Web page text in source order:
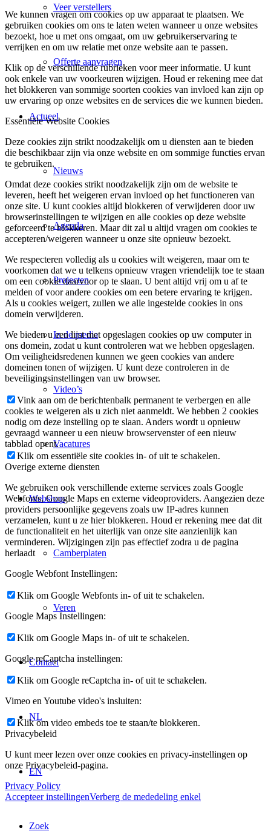
Veer verstellers
Offerte aanvragen
Actueel
Nieuws
Agenda
Projecten
In de media
Video’s
Vacatures
Webshop
Camberplaten
Veren
Contact
NL
EN
Zoek
We kunnen vragen om cookies op uw apparaat te plaatsen. We
gebruiken cookies om ons te laten weten wanneer u onze websites
bezoekt, hoe u met ons omgaat, om uw gebruikerservaring te
verrijken en om uw relatie met onze website aan te passen.
Klik op de verschillende rubrieken voor meer informatie. U kunt
ook enkele van uw voorkeuren wijzigen. Houd er rekening mee dat
het blokkeren van sommige soorten cookies van invloed kan zijn op
uw ervaring op onze websites en de services die we kunnen bieden.
Essentiële Website Cookies
Deze cookies zijn strikt noodzakelijk om u diensten aan te bieden
die beschikbaar zijn via onze website en om sommige functies ervan
te gebruiken.
Omdat deze cookies strikt noodzakelijk zijn om de website te
leveren, heeft het weigeren ervan invloed op het functioneren van
onze site. U kunt cookies altijd blokkeren of verwijderen door uw
browserinstellingen te wijzigen en alle cookies op deze website
geforceerd te blokkeren. Maar dit zal u altijd vragen om cookies te
accepteren/weigeren wanneer u onze site opnieuw bezoekt.
We respecteren volledig als u cookies wilt weigeren, maar om te
voorkomen dat we u telkens opnieuw vragen vriendelijk toe te staan
om een cookie daarvoor op te slaan. U bent altijd vrij om u af te
melden of voor andere cookies om een betere ervaring te krijgen.
Als u cookies weigert, zullen we alle ingestelde cookies in ons
domein verwijderen.
We bieden u een lijst met opgeslagen cookies op uw computer in
ons domein, zodat u kunt controleren wat we hebben opgeslagen.
Om veiligheidsredenen kunnen we geen cookies van andere
domeinen tonen of wijzigen. U kunt deze controleren in de
beveiligingsinstellingen van uw browser.
Vink aan om de berichtenbalk permanent te verbergen en alle
cookies te weigeren als u zich niet aanmeldt. We hebben 2 cookies
nodig om deze instelling op te slaan. Anders wordt u opnieuw
gevraagd wanneer u een nieuw browservenster of een nieuw
tabblad opent.
Klik om essentiële site cookies in- of uit te schakelen.
Overige externe diensten
We gebruiken ook verschillende externe services zoals Google
Webfonts, Google Maps en externe videoproviders. Aangezien deze
providers persoonlijke gegevens zoals uw IP-adres kunnen
verzamelen, kunt u ze hier blokkeren. Houd er rekening mee dat dit
de functionaliteit en het uiterlijk van onze site aanzienlijk kan
verminderen. Wijzigingen zijn pas effectief zodra u de pagina
herlaadt
Google Webfont Instellingen:
Klik om Google Webfonts in- of uit te schakelen.
Google Maps Instellingen:
Klik om Google Maps in- of uit te schakelen.
Google reCaptcha instellingen:
Klik om Google reCaptcha in- of uit te schakelen.
Vimeo en Youtube video's insluiten:
Klik om video embeds toe te staan/te blokkeren.
Privacybeleid
U kunt meer lezen over onze cookies en privacy-instellingen op
onze Privacybeleid-pagina.
Privacy Policy
Accepteer instellingenVerberg de mededeling enkel